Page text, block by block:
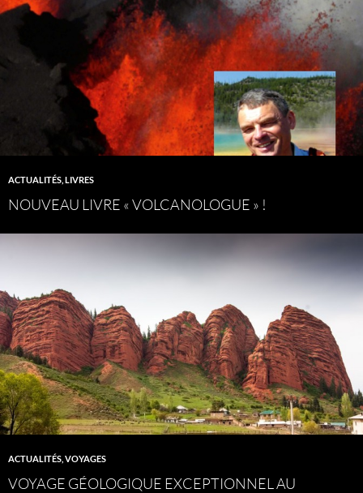
ACTUALITÉS LIVRES
NOUVEAU LIVRE « VOLCANOLOGUE » !
ACTUALITÉS VOYAGES
VOYAGE GÉOLOGIQUE EXCEPTIONNEL AU